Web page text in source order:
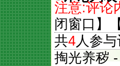
注意:评论
闭窗口 】【
共4人参
掏光养秽